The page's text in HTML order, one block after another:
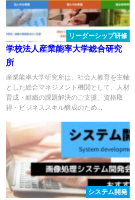
リーダーシップ研修
学校法人産業能率大学総合研究
所
産業能率大学研究所は、社会人教育を主軸
とした総合マネジメント機関として、人材
育成・組織の課題解決のご支援、資格取
得・ビジネススキル醸成のため...
システム開発